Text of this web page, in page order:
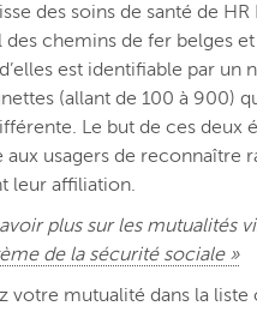
des soins de santé de HR
des chemins de fer belges
est identifiable par un
(allant de 100 à 900)
Le but de ces deux
aux usagers de reconnaître
leur affiliation.
plus sur les mutualités
de la sécurité sociale »
votre mutualité dans la